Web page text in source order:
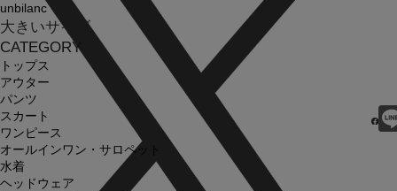
unbilanc
大きいサイズ
CATEGORY
トップス
アウター
パンツ
スカート
ワンピース
オールインワン・サロペット
水着
ヘッドウェア